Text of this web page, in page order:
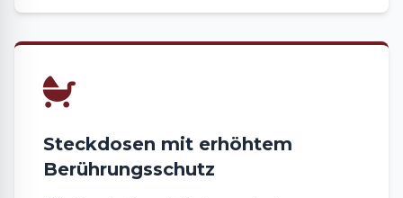
Steckdosen mit erhöhtem
Berührungsschutz